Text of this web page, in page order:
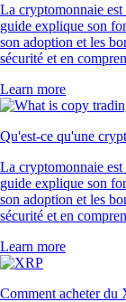
La cryptomonnaie
guide explique son
son adoption et les
sécurité et en
Learn more
Qu'est-ce qu'une
La cryptomonnaie
guide explique son
son adoption et les
sécurité et en
Learn more
Comment acheter du